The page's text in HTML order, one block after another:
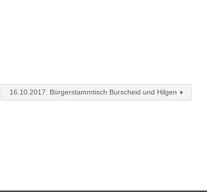
16.10.2017: Bürgerstammtisch Burscheid und Hilgen